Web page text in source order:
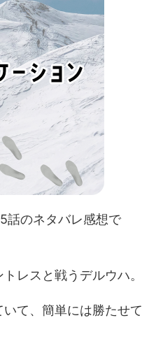
話のネタバレ感想で
レスと戦うデルウハ。
て、簡単には勝たせて